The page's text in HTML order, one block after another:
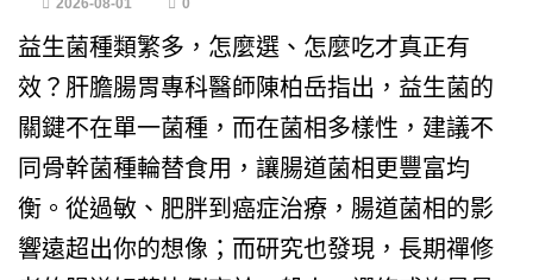
2026-08-01 0
益生菌種類繁多，怎麼選、怎麼吃才真正有
效？肝膽腸胃專科醫師陳柏岳指出，益生菌的
關鍵不在單一菌種，而在菌相多樣性，建議不
同骨幹菌種輪替食用，讓腸道菌相更豐富均
衡。從過敏、肥胖到癌症治療，腸道菌相的影
響遠超出你的想像；而研究也發現，長期禪修